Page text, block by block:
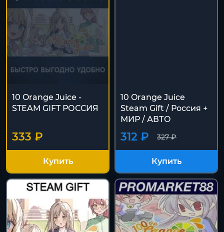
10 Orange Juice -
STEAM GIFT РОССИЯ
333 ₽
Купить
10 Orange Juice
Steam Gift / Россия +
МИР / АВТО
327 ₽
312 ₽
Купить